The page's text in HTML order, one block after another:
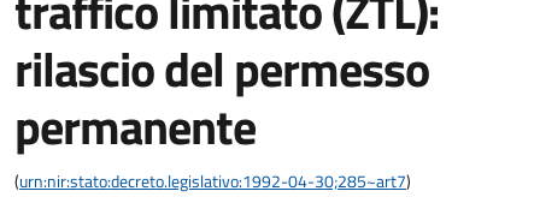
rilascio del permesso
permanente
(urn:nir:stato:decreto.legislativo:1992-04-30;285~art7)